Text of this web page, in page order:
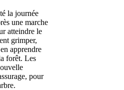
la journée
une marche
atteindre le
grimper,
apprendre
forêt. Les
pour